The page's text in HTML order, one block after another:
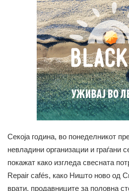
Секоја година, во понеделникот
невладини организации и граѓани
покажат како изгледа свесната
Repair cafés, како Ништо ново од
врати, продавниците за половна